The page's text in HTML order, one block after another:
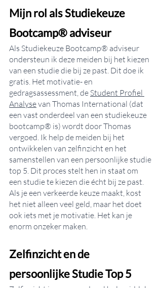
Mijn rol als Studiekeuze
Bootcamp® adviseur
Als Studiekeuze Bootcamp® adviseur
ondersteun ik deze meiden bij het kiezen
van een studie die bij ze past. Dit doe ik
gratis. Het motivatie- en
gedragsassessment, de Student Profiel
Analyse van Thomas International (dat
een vast onderdeel van een studiekeuze
bootcamp® is) wordt door Thomas
vergoed. Ik help de meiden bij het
ontwikkelen van zelfinzicht en het
samenstellen van een persoonlijke studie
top 5. Dit proces stelt hen in staat om
een studie te kiezen die écht bij ze past.
Als je een verkeerde keuze maakt, kost
het niet alleen veel geld, maar het doet
ook iets met je motivatie. Het kan je
enorm onzeker maken.
Zelfinzicht en de
persoonlijke Studie Top 5